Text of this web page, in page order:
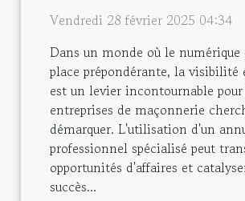
Vendredi 28 février 2025 04:34
Dans un monde où le numérique
place prépondérante, la visibilité
est un levier incontournable pour
entreprises de maçonnerie
démarquer. L'utilisation d'un
professionnel spécialisé peut
opportunités d'affaires et
succès...